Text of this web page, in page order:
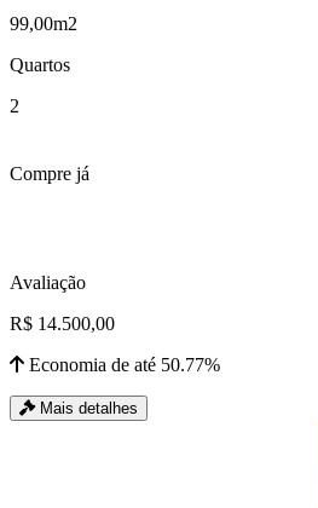
99,00m2
Quartos
2
Compre já
Avaliação
R$ 14.500,00
Economia de até 50.77%
Mais detalhes